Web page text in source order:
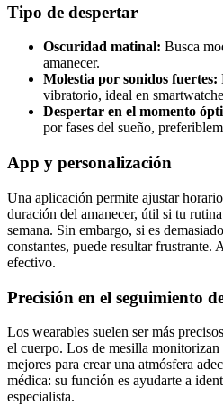
Tipo de despertar
Oscuridad matinal: Busca
amanecer.
Molestia por sonidos fuertes:
vibratorio, ideal en
Despertar en el momento
por fases del sueño,
App y personalización
Una aplicación permite ajustar
duración del amanecer, útil si tu
semana. Sin embargo, si es
constantes, puede resultar frustrante.
efectivo.
Precisión en el seguimiento
Los wearables suelen ser más
el cuerpo. Los de mesilla monitorizan
mejores para crear una atmósfera
médica: su función es ayudarte a
especialista.